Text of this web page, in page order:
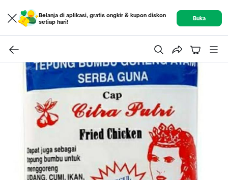
Belanja di aplikasi, gratis ongkir & kupon diskon
setiap hari!
Buka